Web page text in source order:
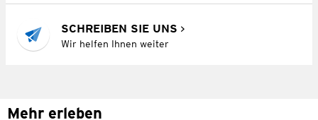
SCHREIBEN SIE UNS
Wir helfen Ihnen weiter
Mehr erleben